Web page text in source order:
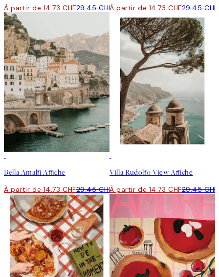
À partir de 14.73 CHF29.45 CHFÀ partir de 14.73 CHF29.45 CHF
Bella Amalfi Affiche
À partir de 14.73 CHF29.45 CHF
Villa Rudolfo View Affiche
À partir de 14.73 CHF29.45 CHF